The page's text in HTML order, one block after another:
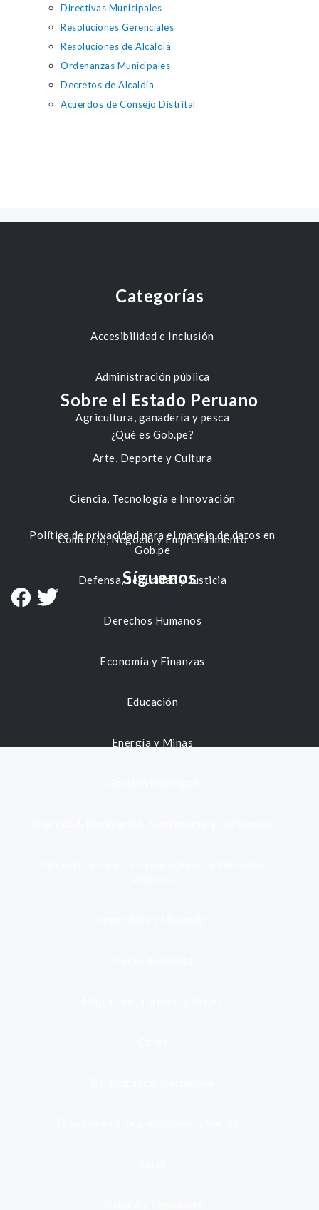
Directivas Municipales
Resoluciones Gerenciales
Resoluciones de Alcaldia
Ordenanzas Municipales
Decretos de Alcaldia
Acuerdos de Consejo Distrital
Categorías
Accesibilidad e Inclusión
Administración pública
Agricultura, ganadería y pesca
Arte, Deporte y Cultura
Ciencia, Tecnología e Innovación
Comercio, Negocio y Emprendimiento
Defensa, Seguridad y Justicia
Derechos Humanos
Economía y Finanzas
Educación
Energía y Minas
Sobre el Estado Peruano
¿Qué es Gob.pe?
Política de privacidad para el manejo de datos en
Gob.pe
Síguenos